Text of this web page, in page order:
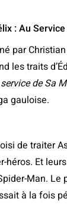
: Au
par
les traits
de Sa
gauloise.
de traiter
héros. Et
Man. Le
à la fois